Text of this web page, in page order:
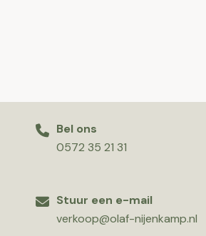
Bel ons
0572 35 21 31
Stuur een e-mail
verkoop@olaf-nijenkamp.nl